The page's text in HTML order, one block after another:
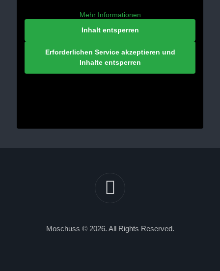
Mehr Informationen
Inhalt entsperren
Erforderlichen Service akzeptieren und
Inhalte entsperren
Moschuss © 2026. All Rights Reserved.